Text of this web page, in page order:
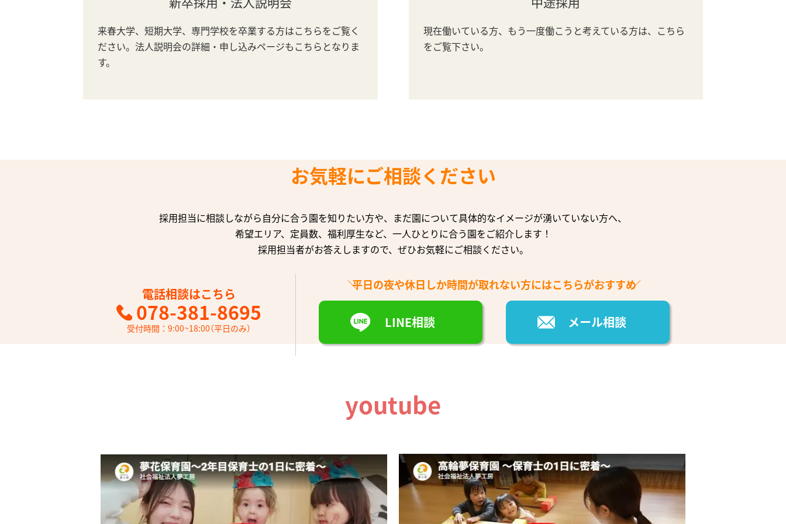
来春大学、短期大学、専門学校を卒業する方はこちらをご覧く
ださい。法人説明会の詳細・申し込みページもこちらとなりま
す。
現在働いている方、もう一度働こうと考えている方は、こちら
をご覧下さい。
お気軽にご相談ください
採用担当に相談しながら自分に合う園を知りたい方や、まだ園について具体的なイメージが湧いていない方へ、
希望エリア、定員数、福利厚生など、一人ひとりに合う園をご紹介します！
採用担当者がお答えしますので、ぜひお気軽にご相談ください。
電話相談はこちら
078-381-8695
受付時間：9:00~18:00（平日のみ）
平日の夜や休日しか時間が取れない方にはこちらがおすすめ
LINE相談 メール相談
youtube